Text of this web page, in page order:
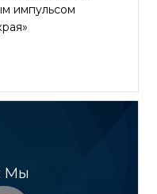
импульсом
Мы